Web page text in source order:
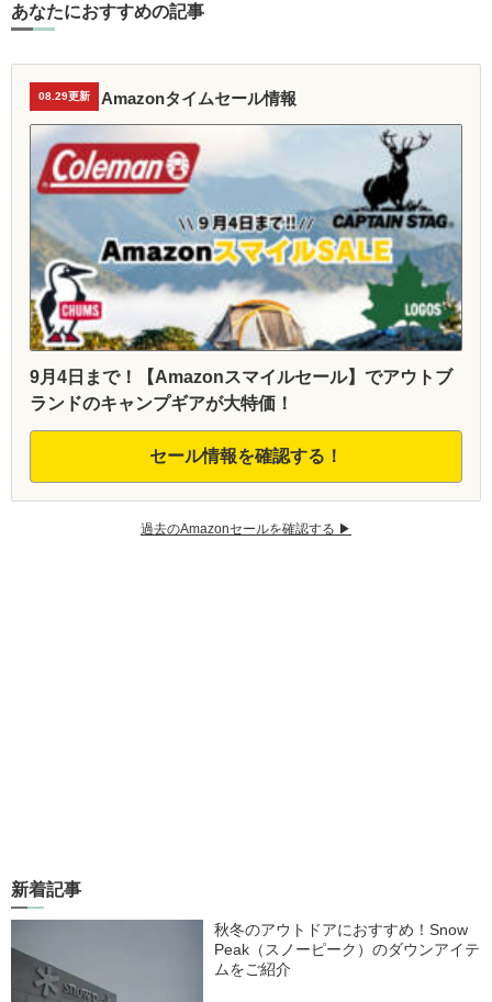
あなたにおすすめの記事
08.29更新 Amazonタイムセール情報
9月4日まで！【Amazonスマイルセール】でアウトブ
ランドのキャンプギアが大特価！
セール情報を確認する！
過去のAmazonセールを確認する ▶︎
新着記事
秋冬のアウトドアにおすすめ！Snow
Peak（スノーピーク）のダウンアイテ
ムをご紹介